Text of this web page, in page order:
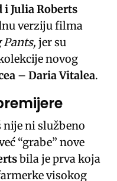
i Julia Roberts
verziju filma
jer su
novog
– Daria Vitalea.
nije ni službeno
“grabe” nove
bila je prva koja
visokog